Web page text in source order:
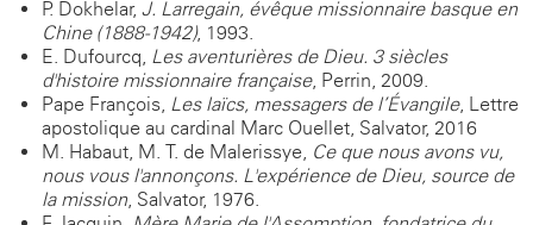
P. Dokhelar, J. Larregain, évêque missionnaire basque en
Chine (1888-1942), 1993.
E. Dufourcq, Les aventurières de Dieu. 3 siècles
d'histoire missionnaire française, Perrin, 2009.
Pape François, Les laïcs, messagers de l’Évangile, Lettre
apostolique au cardinal Marc Ouellet, Salvator, 2016
M. Habaut, M. T. de Malerissye, Ce que nous avons vu,
nous vous l'annonçons. L'expérience de Dieu, source de
la mission, Salvator, 1976.